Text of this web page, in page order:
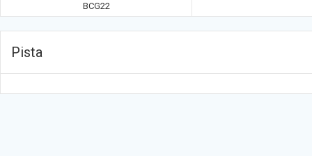
BCG22
Pista